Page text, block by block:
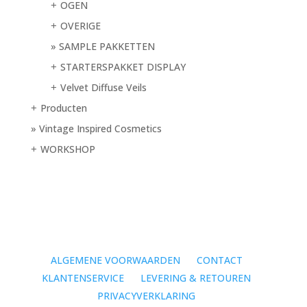
+ OGEN
+ OVERIGE
SAMPLE PAKKETTEN
+ STARTERSPAKKET DISPLAY
+ Velvet Diffuse Veils
+ Producten
Vintage Inspired Cosmetics
+ WORKSHOP
ALGEMENE VOORWAARDEN
CONTACT
KLANTENSERVICE
LEVERING & RETOUREN
PRIVACYVERKLARING